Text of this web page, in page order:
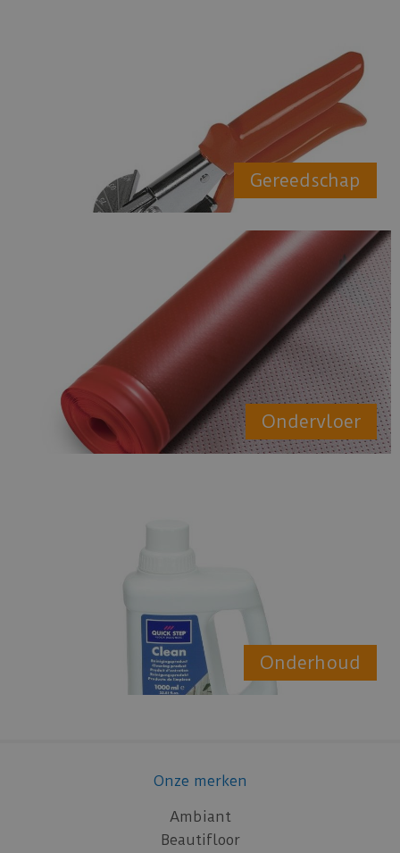
Gereedschap
Ondervloer
Onderhoud
Onze merken
Ambiant
Beautifloor